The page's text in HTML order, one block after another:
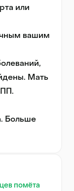
или
вашим
Мать
Больше
помёта